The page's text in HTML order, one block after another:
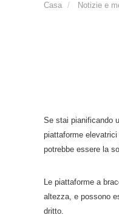
Casa Notizie e
Se stai pianificando
piattaforme
potrebbe essere la
Le piattaforme a
altezza, e possono
dritto.